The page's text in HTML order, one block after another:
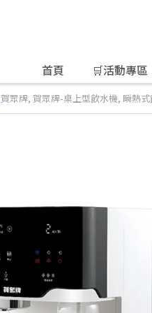
首頁 🛒活動專區
賀眾牌, 賀眾牌-桌上型飲水機, 瞬熱